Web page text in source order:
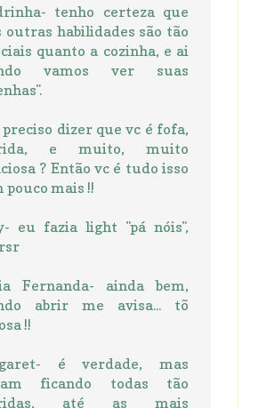
tenho certeza que
outras habilidades são tão
quanto a cozinha, e ai
vamos ver suas
dizer que vc é fofa,
e muito, muito
? Então vc é tudo isso
pouco mais !!
eu fazia light "pá nóis",
Fernanda- ainda bem,
abrir me avisa... tõ
!!
é verdade, mas
ficando todas tão
até as mais